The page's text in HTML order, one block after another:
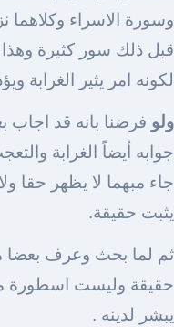
وسورة الاسراء وكلاهما
قبل ذلك سور كثيرة
لكونه امر يثير الغرابة
ولو فرضنا بانه قد
جوابه أيضاً الغرابة
جاء مبهما لا يظهر حقا
يثبت حقيقة.
ثم لما بحث وعرف
حقيقة وليست اسطورة
يبشر لدينه .